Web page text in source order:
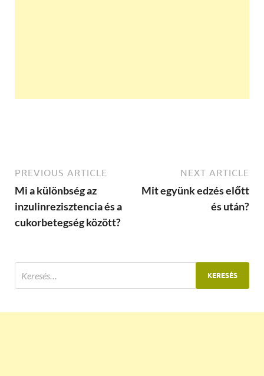
PREVIOUS ARTICLE
Mi a különbség az
inzulinrezisztencia és a
cukorbetegség között?
NEXT ARTICLE
Mit együnk edzés előtt
és után?